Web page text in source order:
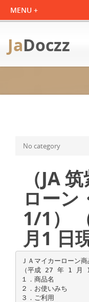
JaDoczz
No category
（JA
ローン
1/1）
月1 日
ＪＡマイカーローン
（平成 27 年 1 月 1
１．商品名
２．お使いみち
３．ご利用